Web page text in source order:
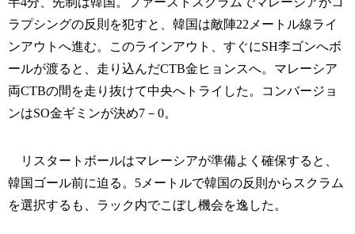
ラプシングの反則を犯すと、韓国は敵陣22メートル線ライ
ンアウトへ進む。このラインアウト、すぐにSH李ゴンへボ
ールが渡ると、走り込んだCTB金ヒョンスへ。マレーシア
両CTBの間を走り抜けて中央へトライした。コンバージョ
ンはSO金ギミンが決め7－0。
リスタートボールはマレーシアが準備よく確保すると、
韓国ゴール前に迫る。5メートルで韓国の反則からスクラム
を選択するも、ラック内でこぼし機会を逸した。